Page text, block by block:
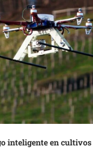
inteligente en cultivos